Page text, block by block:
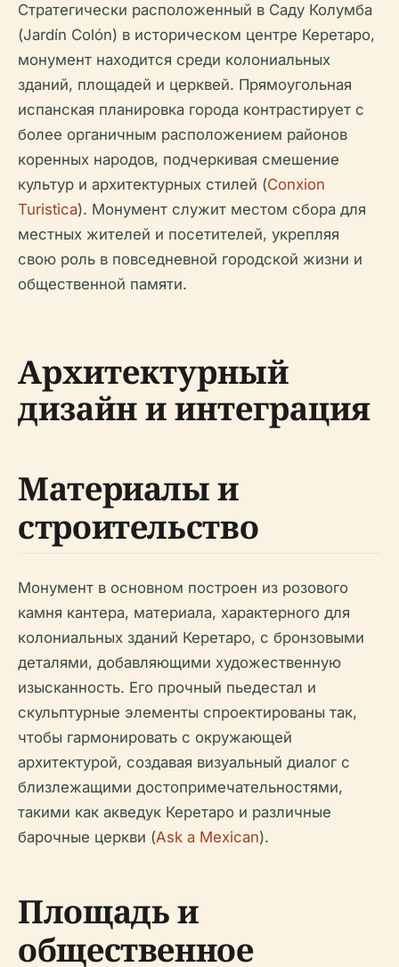
Стратегически расположенный в Саду Колумба
(Jardín Colón) в историческом центре Керетаро,
монумент находится среди колониальных
зданий, площадей и церквей. Прямоугольная
испанская планировка города контрастирует с
более органичным расположением районов
коренных народов, подчеркивая смешение
культур и архитектурных стилей (Conxion
Turistica). Монумент служит местом сбора для
местных жителей и посетителей, укрепляя
свою роль в повседневной городской жизни и
общественной памяти.
Архитектурный
дизайн и интеграция
Материалы и
строительство
Монумент в основном построен из розового
камня кантера, материала, характерного для
колониальных зданий Керетаро, с бронзовыми
деталями, добавляющими художественную
изысканность. Его прочный пьедестал и
скульптурные элементы спроектированы так,
чтобы гармонировать с окружающей
архитектурой, создавая визуальный диалог с
близлежащими достопримечательностями,
такими как акведук Керетаро и различные
барочные церкви (Ask a Mexican).
Площадь и
общественное